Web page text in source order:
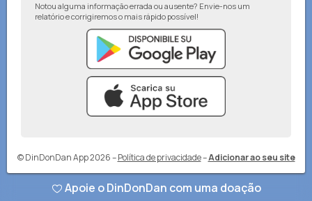
Notou alguma informação errada ou ausente? Envie-nos um
relatório e corrigiremos o mais rápido possível!
© DinDonDan App 2026– Política de privacidade–Adicionar ao seu site
Apoie o DinDonDan com uma doação